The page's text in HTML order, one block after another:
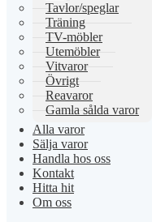
Tavlor/speglar
Träning
TV-möbler
Utemöbler
Vitvaror
Övrigt
Reavaror
Gamla sålda varor
Alla varor
Sälja varor
Handla hos oss
Kontakt
Hitta hit
Om oss